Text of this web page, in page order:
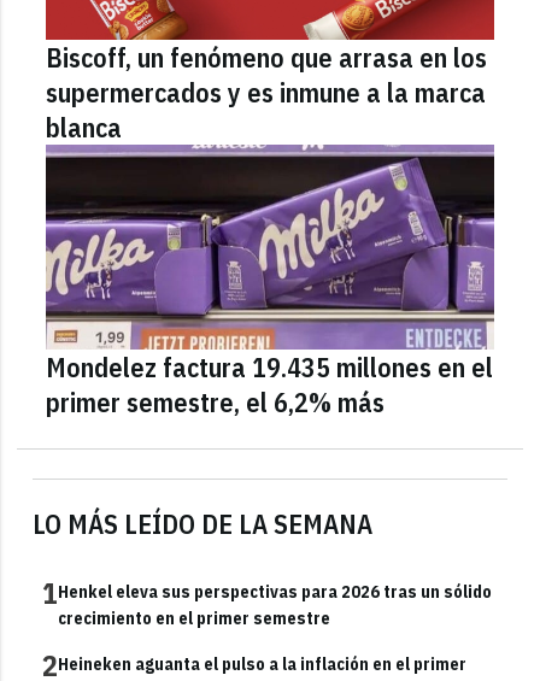
LO MÁS LEÍDO DE LA SEMANA
1Henkel eleva sus perspectivas para 2026 tras un sólido
crecimiento en el primer semestre
2Heineken aguanta el pulso a la inflación en el primer
Biscoff, un fenómeno que arrasa en los
supermercados y es inmune a la marca
blanca
Mondelez factura 19.435 millones en el
primer semestre, el 6,2% más